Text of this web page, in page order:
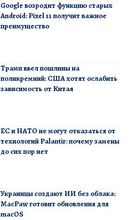
Google возродит функцию старых
Android: Pixel 11 получит важное
преимущество
Трамп ввел пошлины на
поликремний: США хотят ослабить
зависимость от Китая
ЕС и НАТО не могут отказаться от
технологий Palantir: почему замены
до сих пор нет
Украинцы создают ИИ без облака:
MacPaw готовит обновления для
macOS